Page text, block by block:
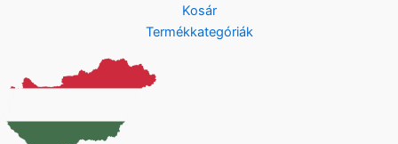
Kosár
Termékkategóriák